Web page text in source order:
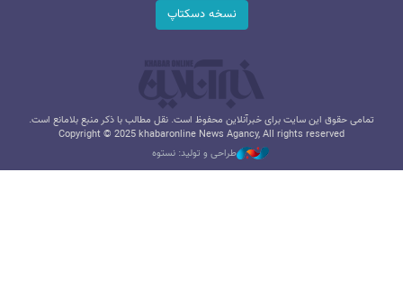
نسخه دسکتاپ
تمامی حقوق این سایت برای خبرآنلاین محفوظ است. نقل مطالب با ذکر منبع بلامانع است.
Copyright © 2025 khabaronline News Agancy, All rights reserved
طراحی و تولید: نستوه